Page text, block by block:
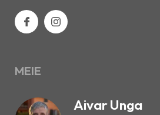
MEIE
Aivar Unga